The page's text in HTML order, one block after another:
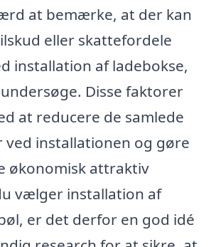
at bemærke, at der kan
eller skattefordele
installation af ladebokse,
Disse faktorer
at reducere de samlede
installationen og gøre
økonomisk attraktiv
vælger installation af
er det derfor en god idé